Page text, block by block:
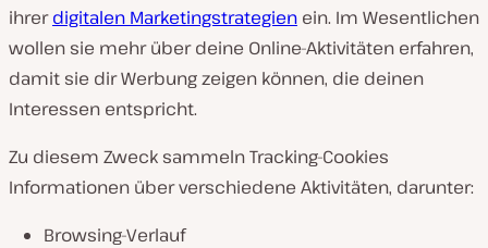
ihrerdigitalen Marketingstrategien ein. Im Wesentlichen
wollen sie mehr über deine Online-Aktivitäten erfahren,
damit sie dir Werbung zeigen können, die deinen
Interessen entspricht.
Zu diesem Zweck sammeln Tracking-Cookies
Informationen über verschiedene Aktivitäten, darunter:
Browsing-Verlauf